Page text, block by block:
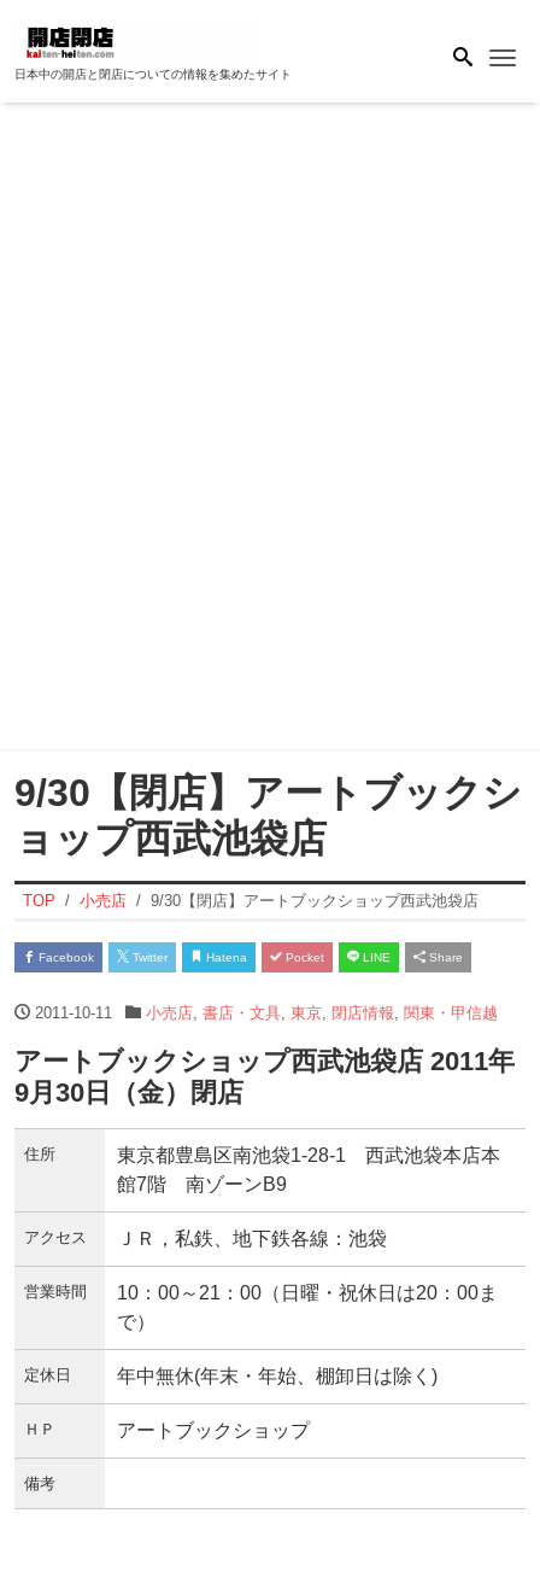
日本中の開店と閉店についての情報を集めたサイト
9/30【閉店】アートブックシ
ョップ西武池袋店
TOP 小売店 9/30【閉店】アートブックショップ西武池袋店
Facebook Twitter Hatena Pocket LINE Share
2011-10-11 小売店, 書店・文具, 東京, 閉店情報 関東・甲信越
アートブックショップ西武池袋店 2011年
9月30日（金）閉店
住所
東京都豊島区南池袋1-28-1 西武池袋本店本
館7階 南ゾーンB9
アクセス ＪＲ，私鉄、地下鉄各線：池袋
営業時間
10：00～21：00（日曜・祝休日は20：00ま
で）
定休日 年中無休(年末・年始、棚卸日は除く)
ＨＰ アートブックショップ
備考